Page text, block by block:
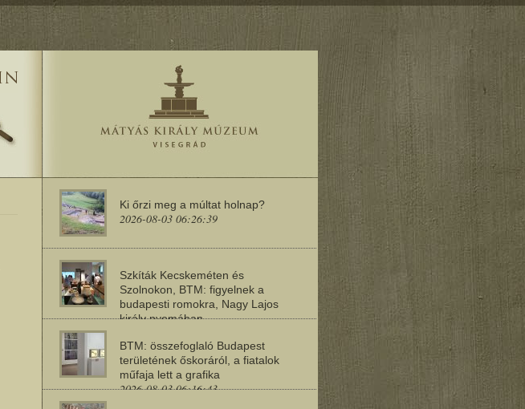
Ki őrzi meg a múltat holnap?
2026-08-03 06:26:39
Szkíták Kecskeméten és
Szolnokon, BTM: figyelnek a
budapesti romokra, Nagy Lajos
király nyomában
BTM: összefoglaló Budapest
területének őskoráról, a fiatalok
műfaja lett a grafika
2026-08-03 06:16:43